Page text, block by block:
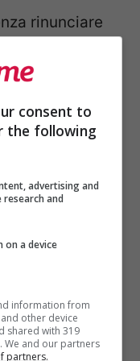
rinunciare
dal taglio
rilassato e
un equilibrio
e un blazer
sartoriali e
consent to
the following
advertising and
and
on a device
information from
other device
shared with 319
We and our partners
partners.